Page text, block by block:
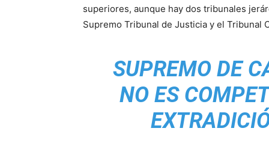
superiores, aunque hay dos tribunales
Supremo Tribunal de Justicia y el Tribunal
SUPREMO DE
NO ES